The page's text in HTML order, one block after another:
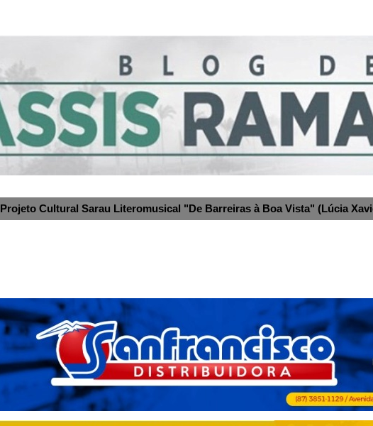
Projeto Cultural Sarau Literomusical "De Barreiras à Boa Vista" (Lúcia